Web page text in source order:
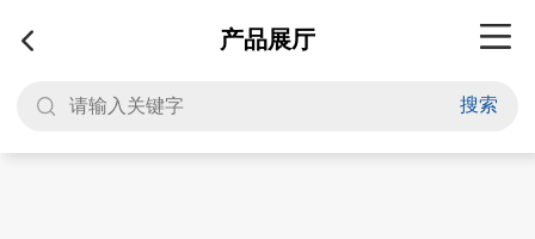
产品展厅
搜索